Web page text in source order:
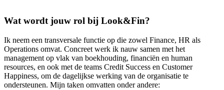
Wat wordt jouw rol bij Look&Fin?
Ik neem een transversale functie op die zowel Finance, HR als
Operations omvat. Concreet werk ik nauw samen met het
management op vlak van boekhouding, financiën en human
resources, en ook met de teams Credit Success en Customer
Happiness, om de dagelijkse werking van de organisatie te
ondersteunen. Mijn taken omvatten onder andere: